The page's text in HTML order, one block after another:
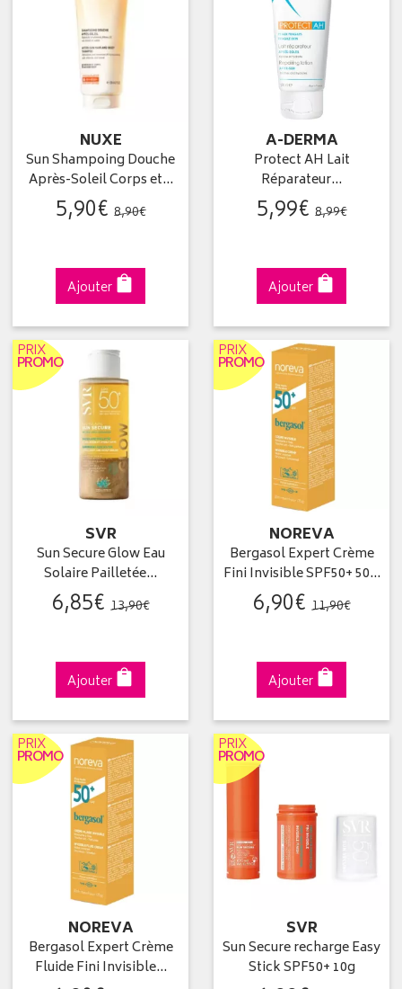
NUXE
Sun Shampoing Douche
Après-Soleil Corps et…
5,90€ 8,90€
Ajouter
A-DERMA
Protect AH Lait
Réparateur…
5,99€ 8,99€
Ajouter
PRIX
PROMO
SVR
Sun Secure Glow Eau
Solaire Pailletée…
6,85€ 13,90€
Ajouter
PRIX
PROMO
NOREVA
Bergasol Expert Crème
Fini Invisible SPF50+ 50…
6,90€ 11,90€
Ajouter
PRIX
PROMO
NOREVA
Bergasol Expert Crème
Fluide Fini Invisible…
PRIX
PROMO
SVR
Sun Secure recharge Easy
Stick SPF50+ 10g